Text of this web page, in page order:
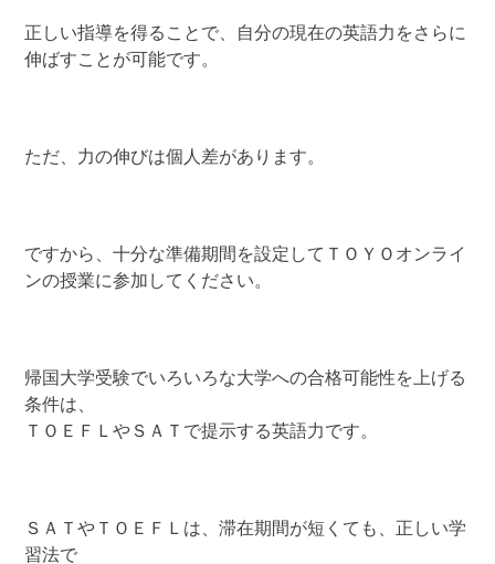
正しい指導を得ることで、自分の現在の英語力をさらに
伸ばすことが可能です。
ただ、力の伸びは個人差があります。
ですから、十分な準備期間を設定してＴＯＹＯオンライ
ンの授業に参加してください。
帰国大学受験でいろいろな大学への合格可能性を上げる
条件は、
ＴＯＥＦＬやＳＡＴで提示する英語力です。
ＳＡＴやＴＯＥＦＬは、滞在期間が短くても、正しい学
習法で